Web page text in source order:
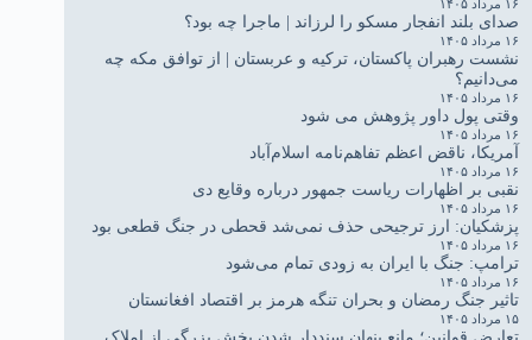
۱۶ مرداد ۱۴۰۵
صدای بلند انفجار مسکو را لرزاند | ماجرا چه بود؟
۱۶ مرداد ۱۴۰۵
نشست رهبران پاکستان، ترکیه و عربستان | از توافق مکه چه
می‌دانیم؟
۱۶ مرداد ۱۴۰۵
وقتی پول داور پژوهش می شود
۱۶ مرداد ۱۴۰۵
آمریکا، ناقض اعظم تفاهم‌نامه اسلام‌آباد
۱۶ مرداد ۱۴۰۵
نقبی بر اظهارات ریاست جمهور درباره وقایع دی
۱۶ مرداد ۱۴۰۵
پزشکیان: ارز ترجیحی حذف نمی‌شد قحطی در جنگ قطعی بود
۱۶ مرداد ۱۴۰۵
ترامپ: جنگ با ایران به زودی تمام می‌شود
۱۶ مرداد ۱۴۰۵
تاثیر جنگ رمضان و بحران تنگه هرمز بر اقتصاد افغانستان
۱۵ مرداد ۱۴۰۵